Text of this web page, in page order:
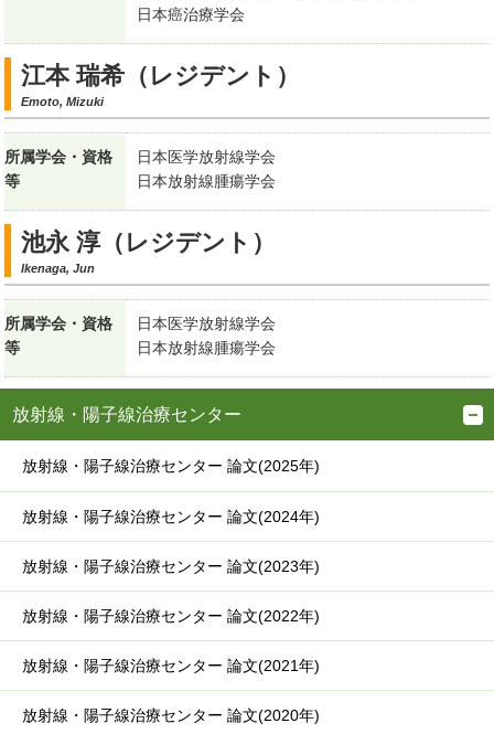
日本癌治療学会
江本 瑞希（レジデント）
Emoto, Mizuki
所属学会・資格
等
日本医学放射線学会
日本放射線腫瘍学会
池永 淳（レジデント）
Ikenaga, Jun
所属学会・資格
等
日本医学放射線学会
日本放射線腫瘍学会
放射線・陽子線治療センター
放射線・陽子線治療センター 論文(2025年)
放射線・陽子線治療センター 論文(2024年)
放射線・陽子線治療センター 論文(2023年)
放射線・陽子線治療センター 論文(2022年)
放射線・陽子線治療センター 論文(2021年)
放射線・陽子線治療センター 論文(2020年)